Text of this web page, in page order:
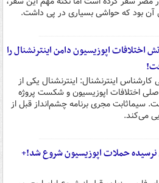
آن بود که حواشی بسیاری در پی داشت.
اختلافات اپوزیسیون دامن اینترنشنال را
اینترنشنال: اینترنشنال یکی از
اختلافات اپوزیسیون و شکست پروژه
سیماثابت مجری برنامه چشم‌انداز قبل از
می‌کند.
نرسیده حملات اپوزیسیون شروع شد!+